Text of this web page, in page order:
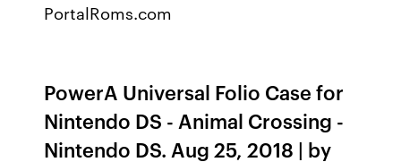
PortalRoms.com
PowerA Universal Folio Case for
Nintendo DS - Animal Crossing -
Nintendo DS. Aug 25, 2018 | by